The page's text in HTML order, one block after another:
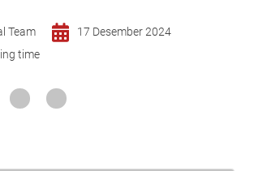
Team
17 Desember 2024
time